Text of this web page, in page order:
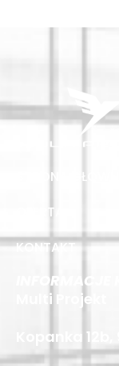
STRONA GŁÓWNA
OFERTA
KONTAKT
INFORMACJE
Multi Projekt
Kopanka 12b,